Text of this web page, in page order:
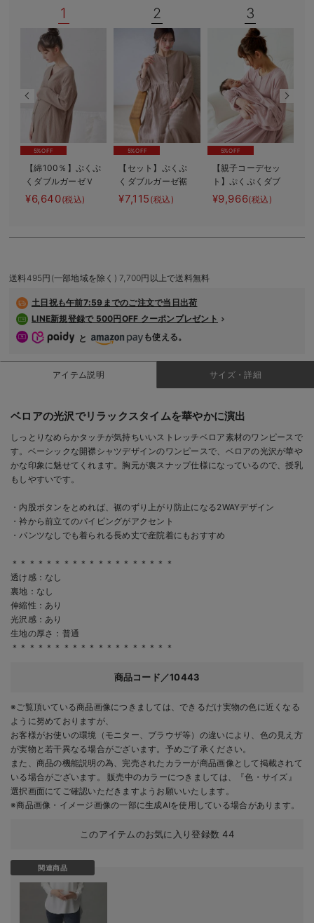
入院準備の持ち物チェック
1
5%OFF
【綿100％】ぷくぷ
くダブルガーゼＶ
ネックワンピ＆産
前産後使えるレギ
¥6,640(税込)
2
5%OFF
【セット】ぷくぷ
くダブルガーゼ裾
ティアード3WAYワ
ンピース＆産後も
¥7,115 (税込)
3
5%OFF
【親子コーデセッ
ト】ぷくぷくダブ
ルガーゼ裾ティア
ード3WAYワンピー
¥9,966(税込)
送料495円(一部地域を除く) 7,700円以上で送料無料
土日祝も午前7:59までのご注文で当日出荷
LINE新規登録で 500円OFF クーポンプレゼント
と
も使える。
アイテム説明 サイズ・詳細
ベロアの光沢でリラックスタイムを華やかに演出
しっとりなめらかタッチが気持ちいいストレッチベロア素材のワンピースで
す。ベーシックな開襟シャツデザインのワンピースで、ベロアの光沢が華や
かな印象に魅せてくれます。胸元が裏スナップ仕様になっているので、授乳
もしやすいです。
・内股ボタンをとめれば、裾のずり上がり防止になる2WAYデザイン
・衿から前立てのパイピングがアクセント
・パンツなしでも着られる長め丈で産院着にもおすすめ
＊＊＊＊＊＊＊＊＊＊＊＊＊＊＊＊＊＊＊
透け感：なし
裏地：なし
伸縮性：あり
光沢感：あり
生地の厚さ：普通
＊＊＊＊＊＊＊＊＊＊＊＊＊＊＊＊＊＊＊
商品コード／10443
※ご覧頂いている商品画像につきましては、できるだけ実物の色に近くなる
ように努めておりますが、
お客様がお使いの環境（モニター、ブラウザ等）の違いにより、色の見え方
が実物と若干異なる場合がございます。予めご了承ください。
また、商品の機能説明の為、完売されたカラーが商品画像として掲載されて
いる場合がございます。 販売中のカラーにつきましては、『色・サイズ』
選択画面にてご確認いただきますようお願いいたします。
※商品画像・イメージ画像の一部に生成AIを使用している場合があります。
このアイテムのお気に入り登録数 44
関連商品